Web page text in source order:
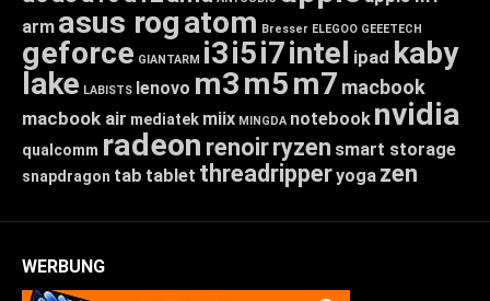
arm asus rogatom Bresser ELEGOO GEEETECH
geforce GIANTARM i3i5i7intel ipad kaby
lake LABISTS lenovo m3m5m7 macbook
macbook air mediatek miix MINGDA notebook nvidia
qualcomm radeon renoirryzen smart storage
snapdragon tab tablet threadripperyoga zen
WERBUNG